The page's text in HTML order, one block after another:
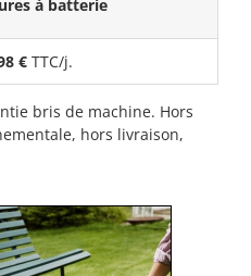
à batterie
€TTC/j.
bris de machine. Hors
hors livraison,